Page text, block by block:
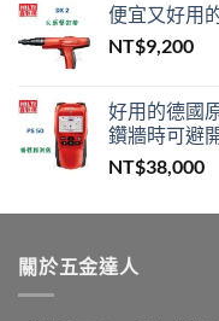
便宜又好用
NT$9,200
好用的德國
鑽牆時可避
NT$38,000
關於五金達人